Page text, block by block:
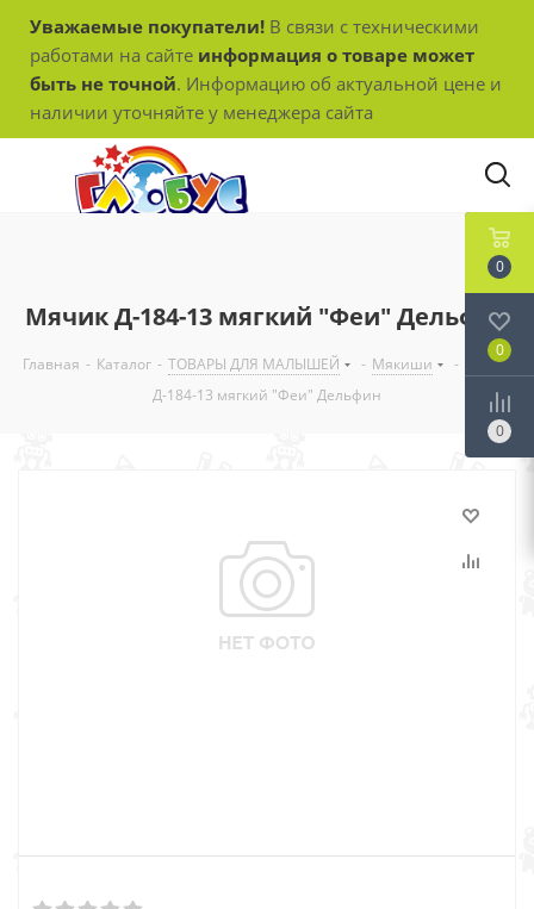
Уважаемые покупатели! В связи с техническими
работами на сайте информация о товаре может
быть не точной. Информацию об актуальной цене и
наличии уточняйте у менеджера сайта
Мячик Д-184-13 мягкий "Феи" Дельфин
Главная - Каталог - ТОВАРЫ ДЛЯ МАЛЫШЕЙ - Мякиши -
Мячик
Д-184-13 мягкий "Феи" Дельфин
0
0
0